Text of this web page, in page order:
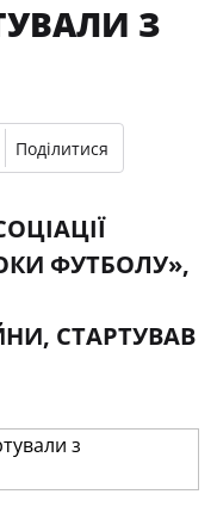
З
Поділитися
ФУТБОЛУ»,
СТАРТУВАВ